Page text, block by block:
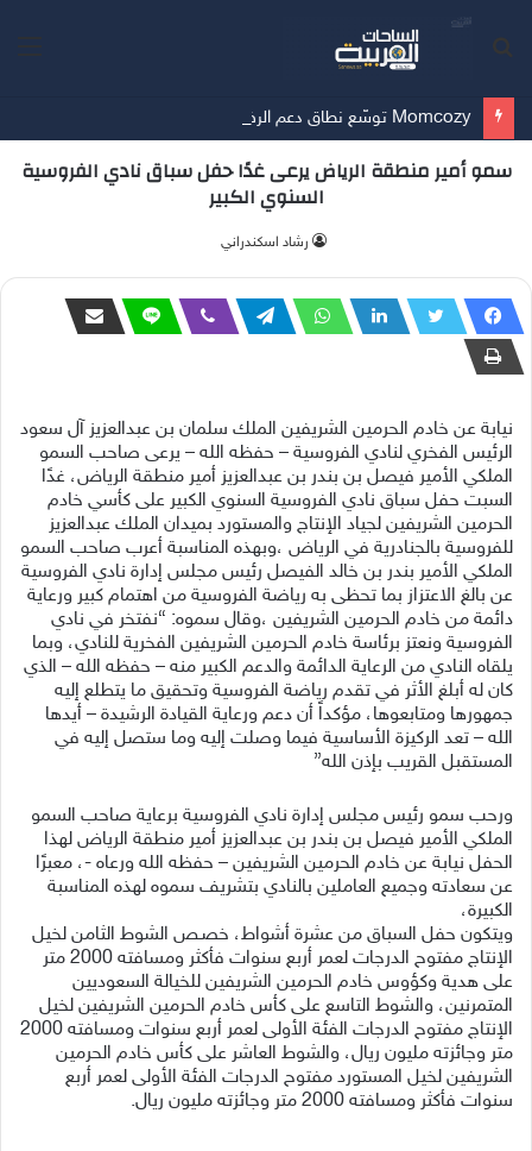
سمو أمير منطقة الرياض يرعى غدًا حفل سباق نادي الفروسية
السنوي الكبير
‫رشاد اسكندراني
نيابة عن خادم الحرمين الشريفين الملك سلمان بن عبدالعزيز آل سعود
الرئيس الفخري لنادي الفروسية – حفظه الله – يرعى صاحب السمو
الملكي الأمير فيصل بن بندر بن عبدالعزيز أمير منطقة الرياض، غدًا
السبت حفل سباق نادي الفروسية السنوي الكبير على كأسي خادم
الحرمين الشريفين لجياد الإنتاج والمستورد بميدان الملك عبدالعزيز
للفروسية بالجنادرية في الرياض ،وبهذه المناسبة أعرب صاحب السمو
الملكي الأمير بندر بن خالد الفيصل رئيس مجلس إدارة نادي الفروسية
عن بالغ الاعتزاز بما تحظى به رياضة الفروسية من اهتمام كبير ورعاية
دائمة من خادم الحرمين الشريفين ،وقال سموه: “نفتخر في نادي
الفروسية ونعتز برئاسة خادم الحرمين الشريفين الفخرية للنادي، وبما
يلقاه النادي من الرعاية الدائمة والدعم الكبير منه – حفظه الله – الذي
كان له أبلغ الأثر في تقدم رياضة الفروسية وتحقيق ما يتطلع إليه
جمهورها ومتابعوها، مؤكداً أن دعم ورعاية القيادة الرشيدة – أيدها
الله – تعد الركيزة الأساسية فيما وصلت إليه وما ستصل إليه في
المستقبل القريب بإذن الله”
ورحب سمو رئيس مجلس إدارة نادي الفروسية برعاية صاحب السمو
الملكي الأمير فيصل بن بندر بن عبدالعزيز أمير منطقة الرياض لهذا
الحفل نيابة عن خادم الحرمين الشريفين – حفظه الله ورعاه -، معبرًا
عن سعادته وجميع العاملين بالنادي بتشريف سموه لهذه المناسبة
الكبيرة،
ويتكون حفل السباق من عشرة أشواط، خصـص الشوط الثامن لخيل
الإنتاج مفتوح الدرجات لعمر أربع سنوات فأكثر ومسافته 2000 متر
على هدية وكؤوس خادم الحرمين الشريفين للخيالة السعوديين
المتمرنين، والشوط التاسع على كأس خادم الحرمين الشريفين لخيل
الإنتاج مفتوح الدرجات الفئة الأولى لعمر أربع سنوات ومسافته 2000
متر وجائزته مليون ريال، والشوط العاشر على كأس خادم الحرمين
الشريفين لخيل المستورد مفتوح الدرجات الفئة الأولى لعمر أربع
سنوات فأكثر ومسافته 2000 متر وجائزته مليون ريال.